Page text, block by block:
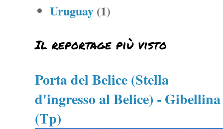
Uruguay (1)
Il reportage più visto
Porta del Belice (Stella
d'ingresso al Belice) - Gibellina
(Tp)